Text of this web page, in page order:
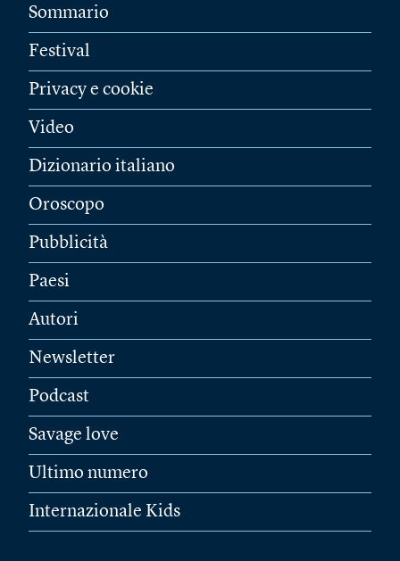
Sommario
Festival
Privacy e cookie
Video
Dizionario italiano
Oroscopo
Pubblicità
Paesi
Autori
Newsletter
Podcast
Savage love
Ultimo numero
Internazionale Kids